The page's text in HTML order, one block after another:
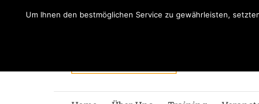
Um Ihnen den bestmöglichen Service zu gewährleisten,